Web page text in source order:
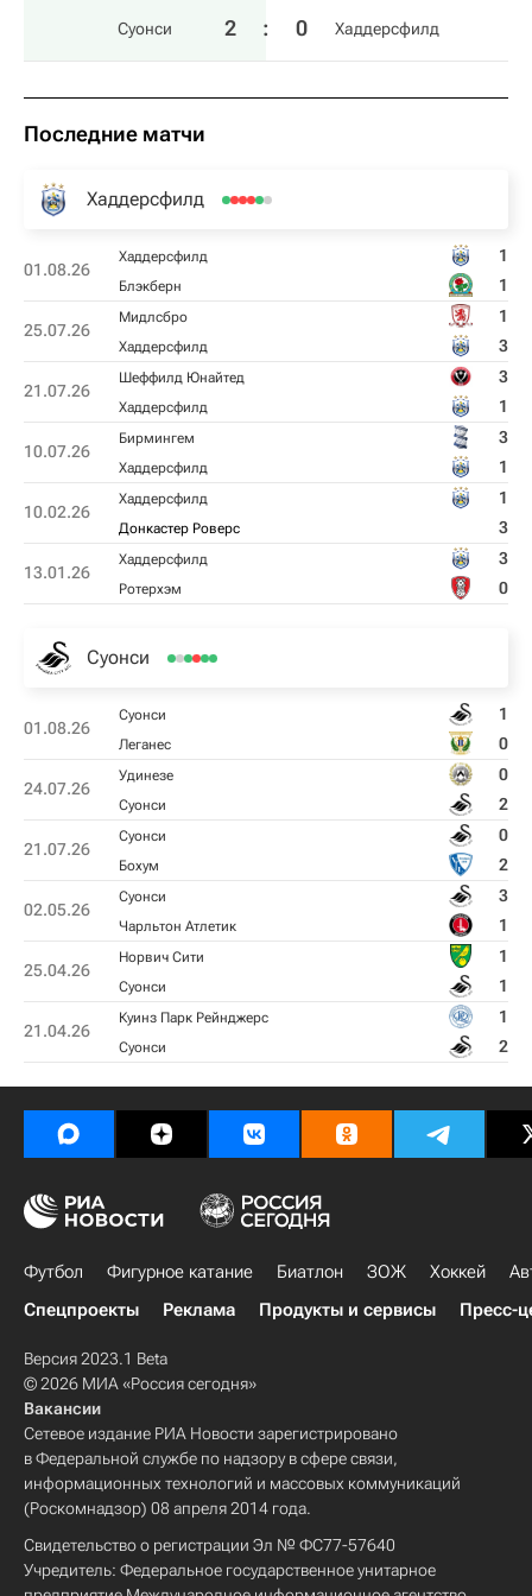
Суонси 2 : 0 Хаддерсфилд
Последние матчи
Хаддерсфилд
01.08.26
Хаддерсфилд 1
Блэкберн 1
25.07.26
Мидлсбро 1
Хаддерсфилд 3
21.07.26
Шеффилд Юнайтед 3
Хаддерсфилд 1
10.07.26
Бирмингем 3
Хаддерсфилд 1
10.02.26
Хаддерсфилд 1
Донкастер Роверс 3
13.01.26
Хаддерсфилд 3
Ротерхэм 0
Суонси
01.08.26
Суонси 1
Леганес 0
24.07.26
Удинезе 0
Суонси 2
21.07.26
Суонси 0
Бохум 2
02.05.26
Суонси 3
Чарльтон Атлетик 1
25.04.26
Норвич Сити 1
Суонси 1
21.04.26
Куинз Парк Рейнджерс 1
Суонси 2
Футбол Фигурное катание Биатлон ЗОЖ Хоккей
Спецпроекты
Реклама Продукты и сервисы Пресс-
Версия 2023.1 Beta
© 2026 МИА «Россия сегодня»
Вакансии
Сетевое издание РИА Новости зарегистрировано
в Федеральной службе по надзору в сфере связи,
информационных технологий и массовых коммуникаций
(Роскомнадзор) 08 апреля 2014 года.
Свидетельство о регистрации Эл № ФС77-57640
Учредитель: Федеральное государственное унитарное